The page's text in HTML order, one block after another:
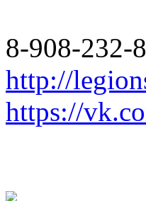
8-908-232-
http://
https://